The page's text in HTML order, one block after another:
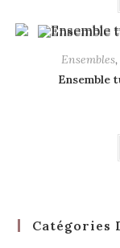
Ensembles,
Ensemble
Catégories